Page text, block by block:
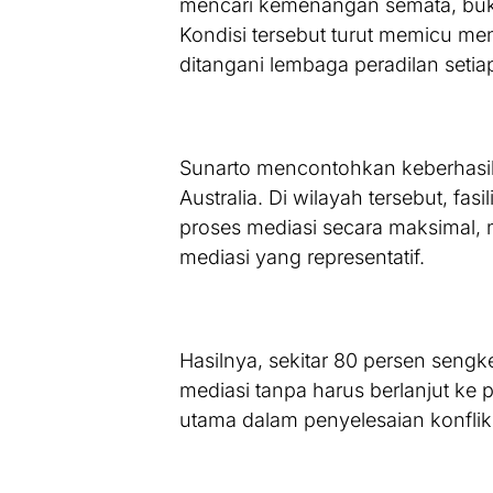
mencari kemenangan semata,
Kondisi tersebut turut memicu
ditangani lembaga peradilan
Sunarto mencontohkan
Australia. Di wilayah tersebut,
proses mediasi secara
mediasi yang representatif.
Hasilnya, sekitar 80 persen
mediasi tanpa harus berlanjut ke
utama dalam penyelesaian